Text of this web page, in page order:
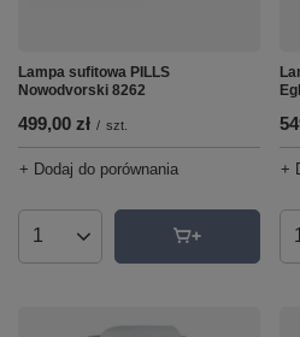
Lampa sufitowa PILLS
Nowodvorski 8262
499,00 zł / szt.
+ Dodaj do porównania
Ilość produktów
+